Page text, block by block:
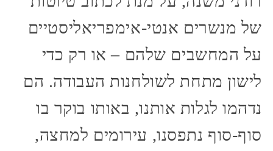
של מנשרים אנטי-אימפריאליסטיים
על המחשבים שלהם – או רק כדי
לישון מתחת לשולחנות העבודה. הם
נדהמו לגלות אותנו, באותו בוקר בו
סוף-סוף נתפסנו, עירומים למחצה,